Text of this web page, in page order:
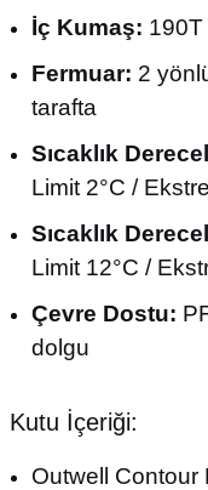
İç Kumaş:
Fermuar: 2
tarafta
Sıcaklık
Limit 2°C /
Sıcaklık
Limit 12°C /
Çevre Dostu:
dolgu
Kutu İçeriği:
Outwell Contour